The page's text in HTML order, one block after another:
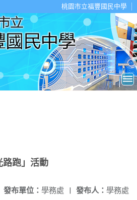
桃園市立福豐國民中學
路跑」活動
發布人： 學務處
發布單位： 學務處 |